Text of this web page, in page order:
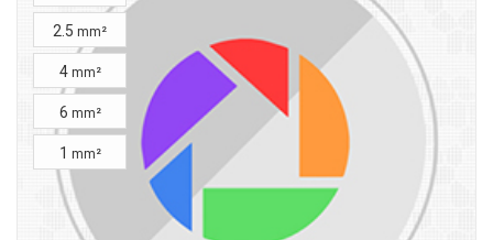
2.5 mm²
4 mm²
6 mm²
1 mm²